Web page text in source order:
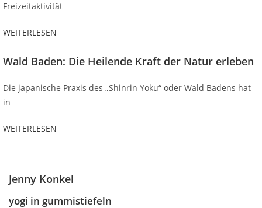
Freizeitaktivität
WEITERLESEN
Wald Baden: Die Heilende Kraft der Natur erleben
Die japanische Praxis des „Shinrin Yoku“ oder Wald Badens hat
in
WEITERLESEN
Jenny Konkel
yogi in gummistiefeln